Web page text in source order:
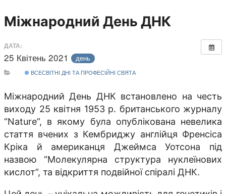
Міжнародний День ДНК
ДАТА:
25 Квітень 2021 день
ВСЕСВІТНІ ДНІ ТА ПРОФЕСІЙНІ СВЯТА
Міжнародний День ДНК встановлено на честь
виходу 25 квітня 1953 р. британського журналу
“Nature”, в якому була опублікована невелика
стаття вчених з Кембриджу англійця Френсіса
Кріка й американця Джеймса Уотсона під
назвою “Молекулярна структура нуклеїнових
кислот”, та відкриття подвійної спіралі ДНК.